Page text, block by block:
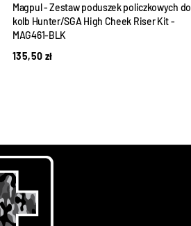
Magpul - Zestaw poduszek policzkowych do
kolb Hunter/SGA High Cheek Riser Kit -
MAG461-BLK
135,50 zł